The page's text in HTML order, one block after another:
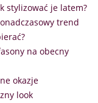
stylizować je latem?
trend
na obecny
okazje
look